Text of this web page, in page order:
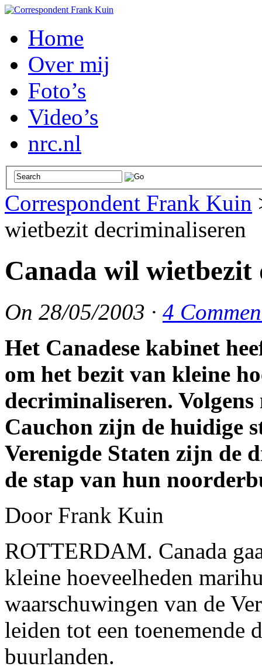
Home
Over mij
Foto’s
Video’s
nrc.nl
Correspondent Frank Kuin
wietbezit decriminaliseren
Canada wil
On 28/05/2003 · 4
Het Canadese kabinet
om het bezit van kleine
decriminaliseren.
Cauchon zijn de huidige
Verenigde Staten zijn de
de stap van hun
Door Frank Kuin
ROTTERDAM. Canada
kleine hoeveelheden
waarschuwingen van de
leiden tot een toenemende
buurlanden.